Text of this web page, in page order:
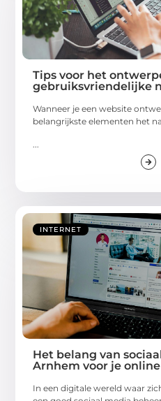
Tips voor het
gebruiksvriendelijke
Wanneer je een website
belangrijkste elementen het
INTERNET
Het belang van
Arnhem voor je online
In een digitale wereld waar